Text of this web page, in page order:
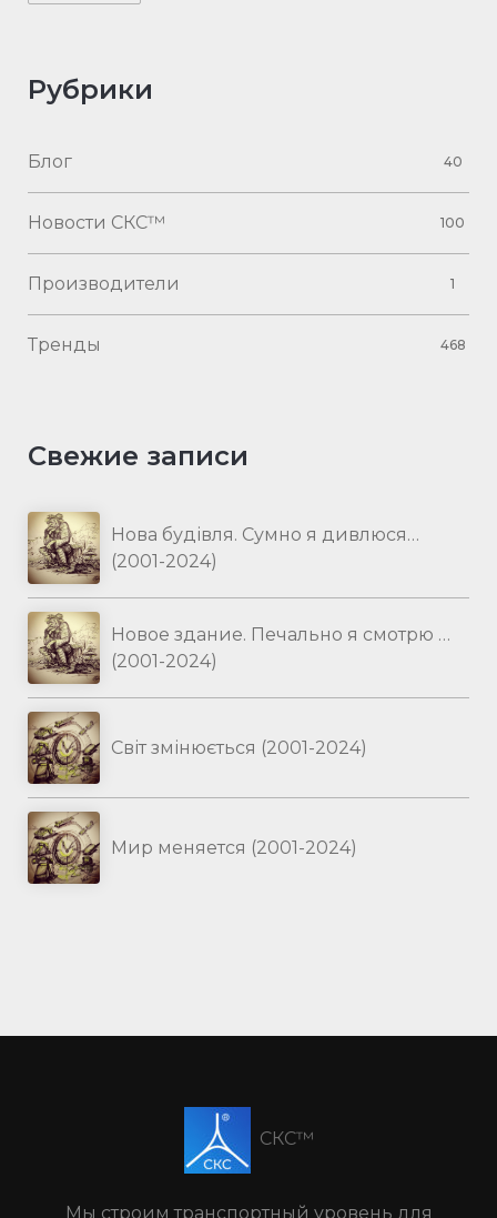
Рубрики
Блог 40
Новости СКС™ 100
Производители 1
Тренды 468
Свежие записи
Нова будівля. Сумно я дивлюся…
(2001-2024)
Новое здание. Печально я смотрю …
(2001-2024)
Світ змінюється (2001-2024)
Мир меняется (2001-2024)
СКС™
Мы строим транспортный уровень для